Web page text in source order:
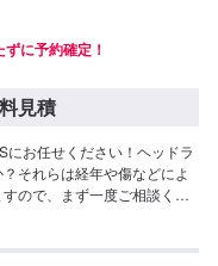
に予約確定！
見積
お任せください！ヘッドラ
それらは経年や傷などによ
ので、まず一度ご相談くだ